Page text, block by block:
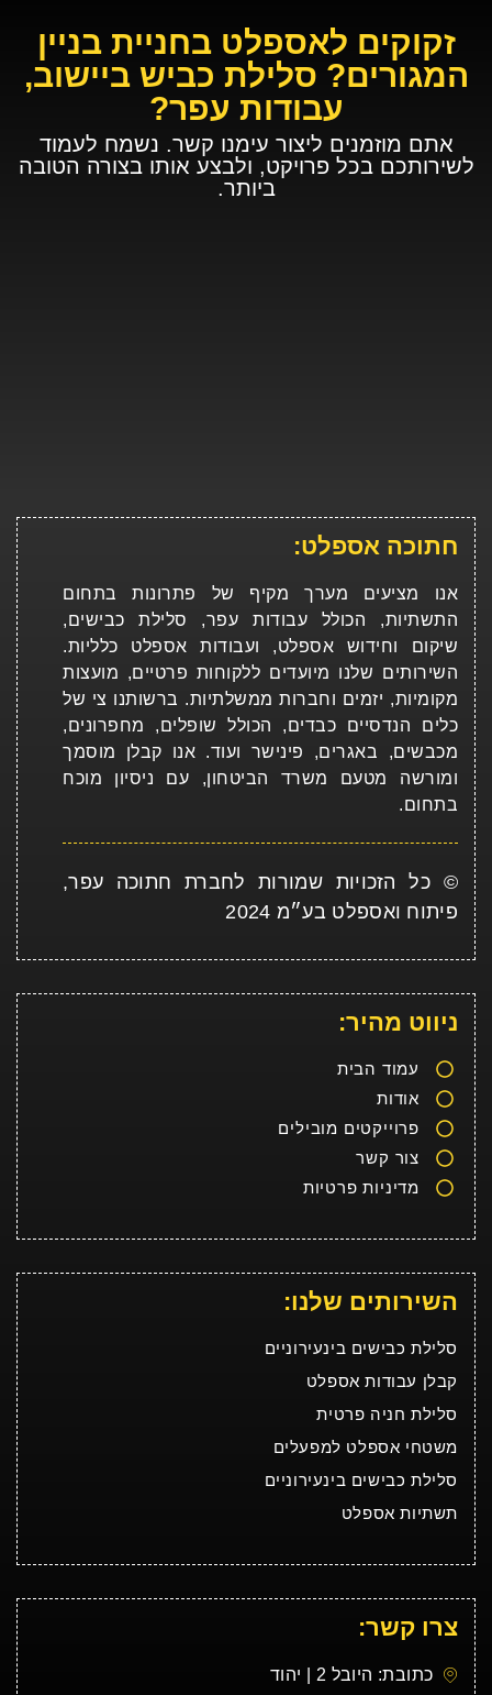
זקוקים לאספלט בחניית בניין
המגורים? סלילת כביש ביישוב,
עבודות עפר?
אתם מוזמנים ליצור עימנו קשר. נשמח לעמוד
לשירותכם בכל פרויקט, ולבצע אותו בצורה הטובה
ביותר.
חתוכה אספלט:
אנו מציעים מערך מקיף של פתרונות בתחום
התשתיות, הכולל עבודות עפר, סלילת כבישים,
שיקום וחידוש אספלט, ועבודות אספלט כלליות.
השירותים שלנו מיועדים ללקוחות פרטיים, מועצות
מקומיות, יזמים וחברות ממשלתיות. ברשותנו צי של
כלים הנדסיים כבדים, הכולל שופלים, מחפרונים,
מכבשים, באגרים, פינישר ועוד. אנו קבלן מוסמך
ומורשה מטעם משרד הביטחון, עם ניסיון מוכח
בתחום.
© כל הזכויות שמורות לחברת חתוכה עפר,
פיתוח ואספלט בע״מ 2024
ניווט מהיר:
עמוד הבית
אודות
פרוייקטים מובילים
צור קשר
מדיניות פרטיות
השירותים שלנו:
סלילת כבישים בינעירוניים
קבלן עבודות אספלט
סלילת חניה פרטית
משטחי אספלט למפעלים
סלילת כבישים בינעירוניים
תשתיות אספלט
צרו קשר:
כתובת: היובל 2 | יהוד